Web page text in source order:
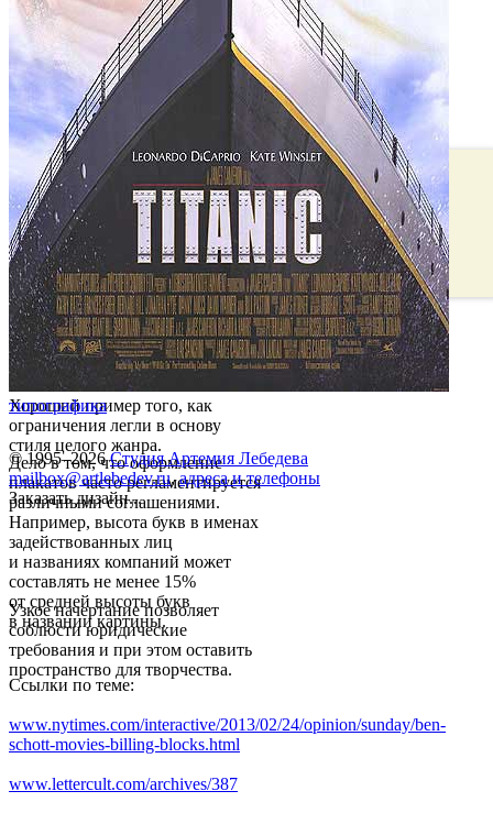
Хороший пример того, как
ограничения легли в основу
стиля целого жанра.
Дело в том, что оформление
плакатов часто регламентируется
различными соглашениями.
Например, высота букв в именах
задействованных лиц
и названиях компаний может
составлять не менее 15%
от средней высоты букв
в названии картины.
Узкое начертание позволяет
соблюсти юридические
требования и при этом оставить
пространство для творчества.
Ссылки по теме:
www.nytimes.com/interactive/2013/02/24/opinion/sunday/ben-
schott-movies-billing-blocks.html
www.lettercult.com/archives/387
типографика
© 1995–2026 Студия Артемия Лебедева
mailbox@artlebedev.ru, адреса и телефоны
Заказать дизайн...